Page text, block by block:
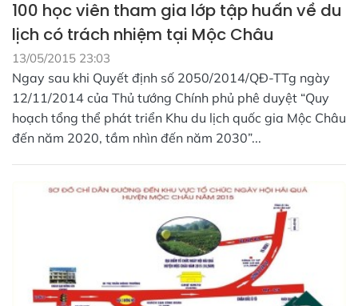
100 học viên tham gia lớp tập huấn về du
lịch có trách nhiệm tại Mộc Châu
13/05/2015 23:03
Ngay sau khi Quyết định số 2050/2014/QĐ-TTg ngày
12/11/2014 của Thủ tướng Chính phủ phê duyệt “Quy
hoạch tổng thể phát triển Khu du lịch quốc gia Mộc Châu
đến năm 2020, tầm nhìn đến năm 2030”...